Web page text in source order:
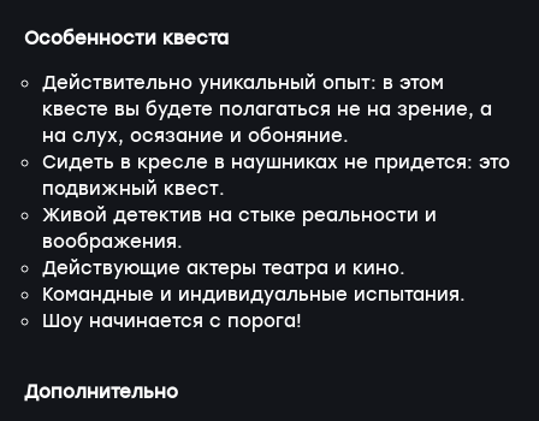
Особенности квеста
Действительно уникальный опыт: в этом
квесте вы будете полагаться не на зрение, а
на слух, осязание и обоняние.
Сидеть в кресле в наушниках не придется: это
подвижный квест.
Живой детектив на стыке реальности и
воображения.
Действующие актеры театра и кино.
Командные и индивидуальные испытания.
Шоу начинается с порога!
Дополнительно